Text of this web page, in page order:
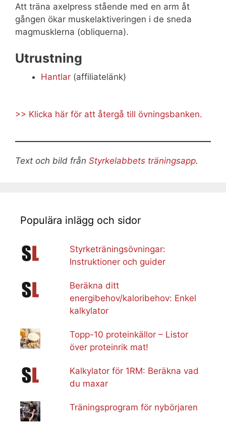
Att träna axelpress stående med en arm åt
gången ökar muskelaktiveringen i de sneda
magmusklerna (obliquerna).
Utrustning
Hantlar (affiliatelänk)
>> Klicka här för att återgå till övningsbanken.
Text och bild från Styrkelabbets träningsapp.
Populära inlägg och sidor
Styrketräningsövningar:
Instruktioner och guider
Beräkna ditt
energibehov/kaloribehov: Enkel
kalkylator
Topp-10 proteinkällor – Listor
över proteinrik mat!
Kalkylator för 1RM: Beräkna vad
du maxar
Träningsprogram för nybörjaren